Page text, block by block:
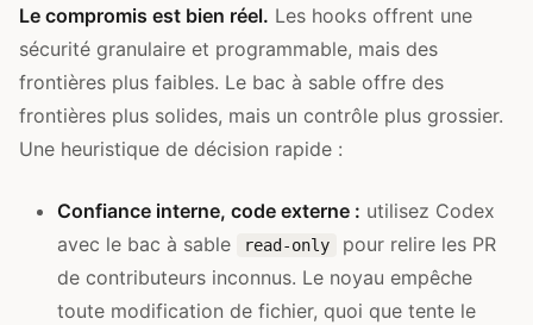
Le compromis est bien réel. Les hooks offrent une
sécurité granulaire et programmable, mais des
frontières plus faibles. Le bac à sable offre des
frontières plus solides, mais un contrôle plus grossier.
Une heuristique de décision rapide :
Confiance interne, code externe : utilisez Codex
avec le bac à sable
read-only
pour relire les PR
de contributeurs inconnus. Le noyau empêche
toute modification de fichier, quoi que tente le